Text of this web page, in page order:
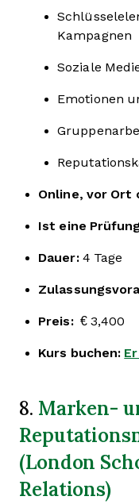
Kampagnen
Soziale
Emotionen
Online, vor Ort
Ist eine
Dauer:4 Tage
Preis:€ 3,400
Kurs buchen:
8. Marken-
(London
Relations)